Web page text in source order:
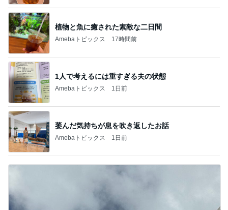
植物と魚に癒された素敵な二日間
Amebaトピックス 17時間前
1人で考えるには重すぎる夫の状態
Amebaトピックス 1日前
萎んだ気持ちが息を吹き返したお話
Amebaトピックス 1日前